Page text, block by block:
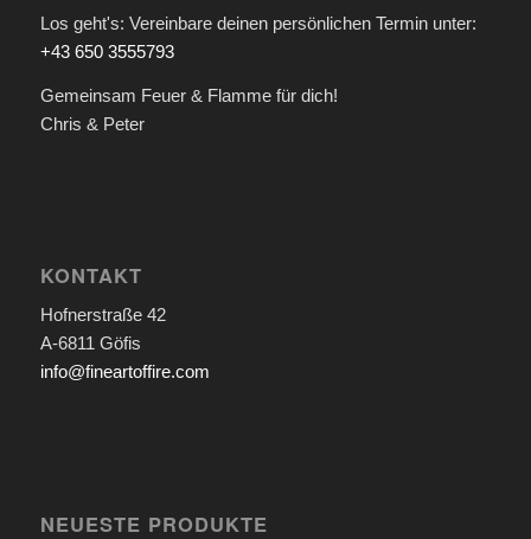
Los geht's: Vereinbare deinen persönlichen Termin unter:
+43 650 3555793
Gemeinsam Feuer & Flamme für dich!
Chris & Peter
KONTAKT
Hofnerstraße 42
A-6811 Göfis
info@fineartoffire.com
NEUESTE PRODUKTE